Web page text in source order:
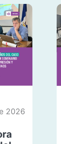
2026